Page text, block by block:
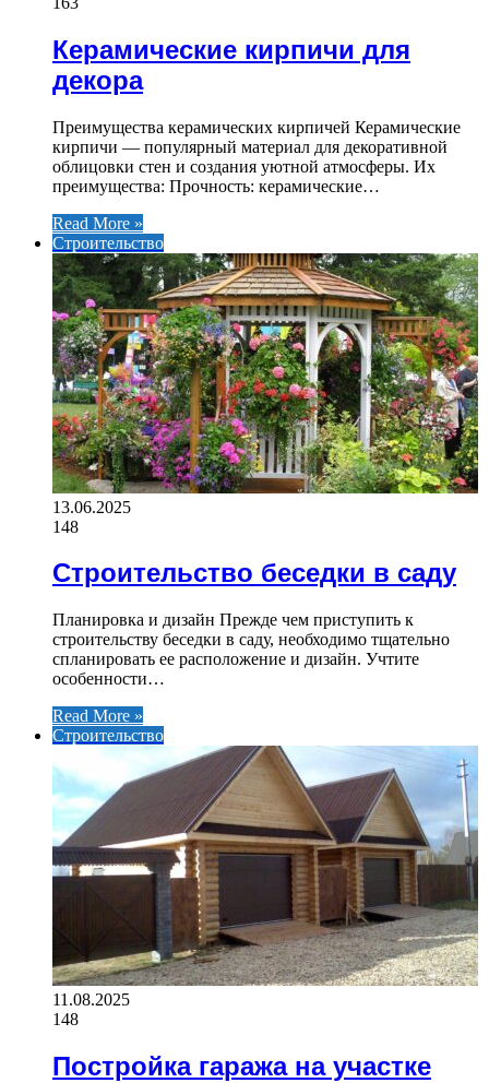
Керамические кирпичи для
декора
Преимущества керамических кирпичей Керамические
кирпичи — популярный материал для декоративной
облицовки стен и создания уютной атмосферы. Их
преимущества: Прочность: керамические…
Read More »
Строительство
13.06.2025
148
Строительство беседки в саду
Планировка и дизайн Прежде чем приступить к
строительству беседки в саду, необходимо тщательно
спланировать ее расположение и дизайн. Учтите
особенности…
Read More »
Строительство
11.08.2025
148
Постройка гаража на участке